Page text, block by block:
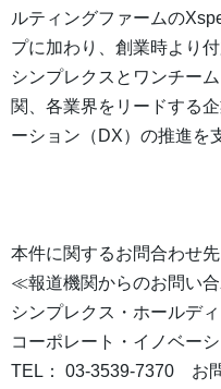
ルティングファームの
プに加わり、創業時より
シンプレクスとワンチー
関、各業界をリードする
ーション（DX）の推進を
本件に関するお問合わせ先
≪報道機関からのお問い
シンプレクス・ホールデ
コーポレート・イノベー
TEL： 03-3539-7370 お